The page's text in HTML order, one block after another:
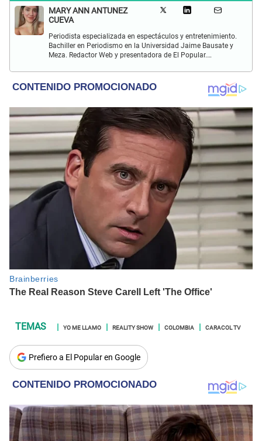
MARY ANN ANTUNEZ
CUEVA
Periodista especializada en espectáculos y entretenimiento.
Bachiller en Periodismo en la Universidad Jaime Bausate y
Meza. Redactor Web y presentadora de El Popular.
y espectáculos internacional.
YO ME LLAMO REALITY SHOW COLOMBIA CARACOL TV
Prefiero a El Popular en Google